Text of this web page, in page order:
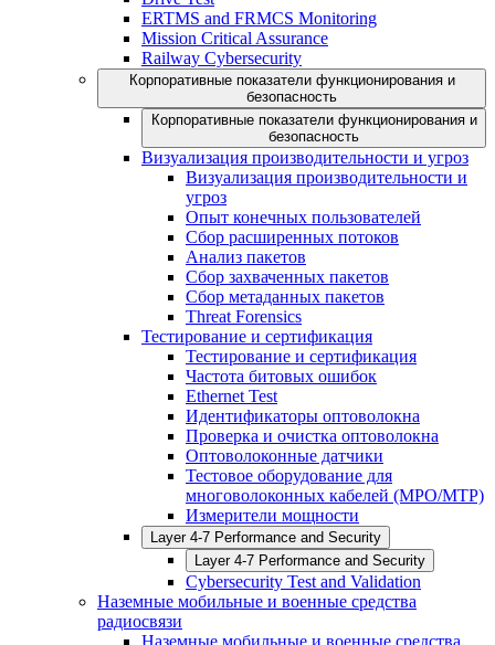
ERTMS and FRMCS Monitoring
Mission Critical Assurance
Railway Cybersecurity
Корпоративные показатели функционирования и
безопасность
Корпоративные показатели функционирования и
безопасность
Визуализация производительности и угроз
Визуализация производительности и
угроз
Опыт конечных пользователей
Сбор расширенных потоков
Анализ пакетов
Сбор захваченных пакетов
Сбор метаданных пакетов
Threat Forensics
Тестирование и сертификация
Тестирование и сертификация
Частота битовых ошибок
Ethernet Test
Идентификаторы оптоволокна
Проверка и очистка оптоволокна
Оптоволоконные датчики
Тестовое оборудование для
многоволоконных кабелей (MPO/MTP)
Измерители мощности
Layer 4-7 Performance and Security
Layer 4-7 Performance and Security
Cybersecurity Test and Validation
Наземные мобильные и военные средства
радиосвязи